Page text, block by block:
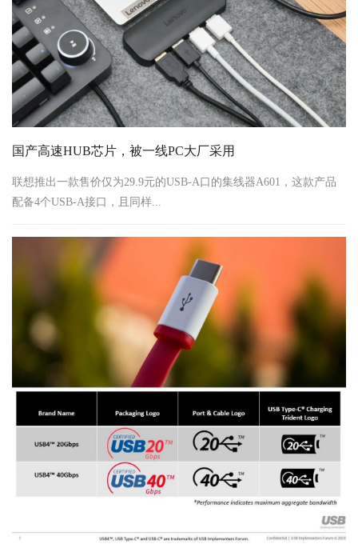
国产高速HUB芯片，被一线PC大厂采用
联想推出一款售价仅为29.9元的USB-A口的集线器A601，这款产品
配备4个USB-A接口，且同样...